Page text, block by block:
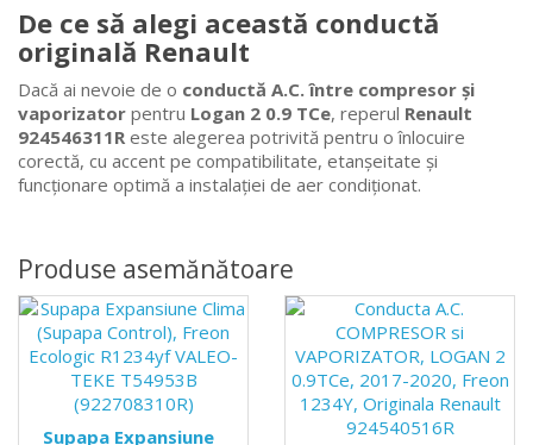
De ce să alegi această conductă
originală Renault
Dacă ai nevoie de o conductă A.C. între compresor și
vaporizator pentru Logan 2 0.9 TCe, reperul Renault
924546311R este alegerea potrivită pentru o înlocuire
corectă, cu accent pe compatibilitate, etanșeitate și
funcționare optimă a instalației de aer condiționat.
Produse asemănătoare
Supapa Expansiune